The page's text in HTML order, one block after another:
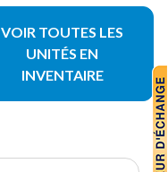
VOIR TOUTES LES
UNITÉS EN
INVENTAIRE